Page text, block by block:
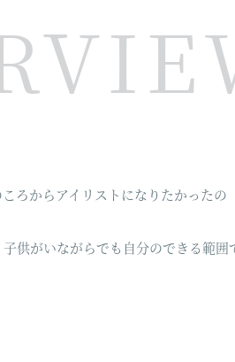
ろからアイリストになりたかったの
供がいながらでも自分のできる範囲